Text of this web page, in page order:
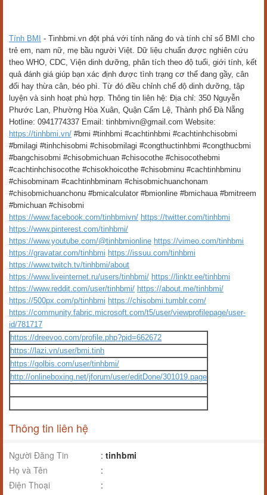
Tính BMI
- Tinhbmi.vn đột phá với tính năng đo và tính chỉ số BMI cho
trẻ em, nam nữ, mẹ bầu người Việt. Dữ liệu chuẩn được nghiên cứu
theo WHO, CDC, Viện dinh dưỡng, phân tích theo độ tuổi, giới tính, kết
quả đánh giá giúp bạn xác định được tình trạng cơ thể đang gầy, cân
đối hay thừa cân, béo phì. Từ đó điều chỉnh chế độ dinh dưỡng, tập
luyện và sinh hoạt phù hợp. Thông tin liên hệ: Địa chỉ: 350 Nguyễn
Phước Lan, Phường Hòa Xuân, Quận Cẩm Lệ, Thành phố Đà Nẵng
Hotline: 0941774337 Email: tinhbmivn@gmail.com Website:
https://tinhbmi.vn/ #bmi #tinhbmi #cachtinhbmi #cachtinhchisobmi
#bmilagi #tinhchisobmi #chisobmilagi #congthuctinhbmi #congthucbmi
#bangchisobmi #chisobmichuan #chisocothe #chisocothebmi
#cachtinhchisocothe #chisokhoicothe #chisobminu #cachtinhbminu
#chisobminam #cachtinhbminam #chisobmichuanchonam
#chisobmichuanchonu #bmicalculator #bmionline #bmichaua #bmitreem
#bmichuan #chisobmi
https://www.facebook.com/tinhbmivn/ https://twitter.com/tinhbmi
https://www.pinterest.com/tinhbmi/
https://www.youtube.com/@tinhbmionline https://vimeo.com/tinhbmi
https://gravatar.com/tinhbmi https://issuu.com/tinhbmi
https://www.twitch.tv/tinhbmi/about
https://www.liveinternet.ru/users/tinhbmi/ https://linktr.ee/tinhbmi
https://www.reddit.com/user/tinhbmi/ https://about.me/tinhbmi/
https://500px.com/p/tinhbmi https://chisobmi.tumblr.com/
https://community.fabric.microsoft.com/t5/user/viewprofilepage/user-
id/781717
https://dreevoo.com/profile.php?pid=662672
https://lazi.vn/user/bmi.tinh
https://golbis.com/user/tinhbmi/
http://onlineboxing.net/jforum/user/editDone/301019.page
Thông tin liên hệ
Người Đăng Tin : tinhbmi
Họ và Tên
:
Điện Thoại
: